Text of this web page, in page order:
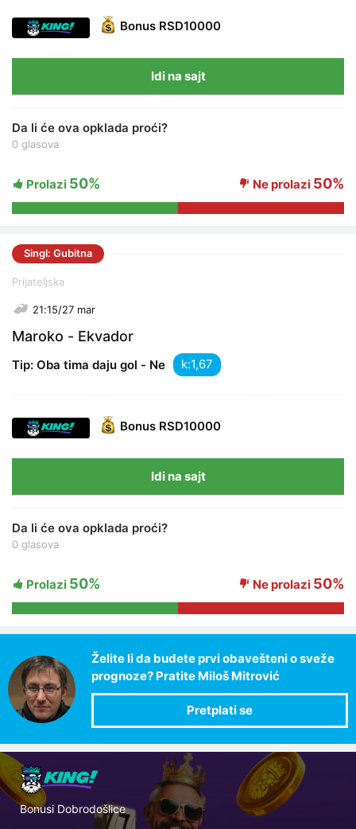
Bonus RSD10000
Idi na sajt
Da li će ova opklada proći?
0 glasova
Prolazi 50% Ne prolazi 50%
Singl: Gubitna
Prijateljska
21:15/27 mar
Maroko - Ekvador
Tip: Oba tima daju gol - Ne k:
Bonus RSD10000
Idi na sajt
Da li će ova opklada proći?
0 glasova
Prolazi 50% Ne prolazi 50%
Želite li da budete prvi obavešteni o sveže
prognoze? Pratite Miloš Mitrović
Bonusi Dobrodošlice